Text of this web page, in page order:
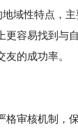
地域性特点，
更容易找到与
的成功率。
格审核机制，